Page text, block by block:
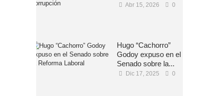
Abr 15, 2026 0
Hugo “Cachorro”
Godoy expuso en el
Senado sobre la...
Dic 17, 2025 0